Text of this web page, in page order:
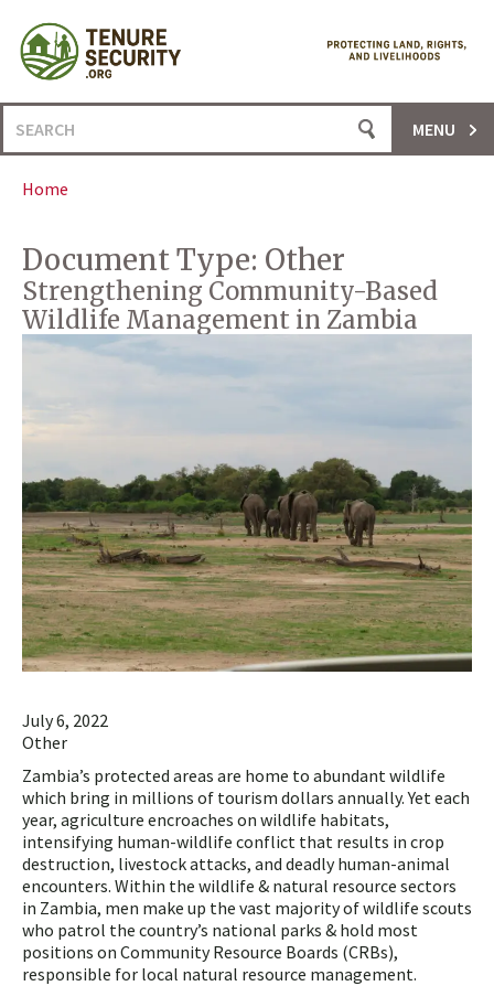
content
Search
for:
MENU
Home
Document Type: Other
Strengthening Community-Based
Wildlife Management in Zambia
July 6, 2022
Other
Zambia’s protected areas are home to abundant wildlife
which bring in millions of tourism dollars annually. Yet each
year, agriculture encroaches on wildlife habitats,
intensifying human-wildlife conflict that results in crop
destruction, livestock attacks, and deadly human-animal
encounters. Within the wildlife & natural resource sectors
in Zambia, men make up the vast majority of wildlife scouts
who patrol the country’s national parks & hold most
positions on Community Resource Boards (CRBs),
responsible for local natural resource management.